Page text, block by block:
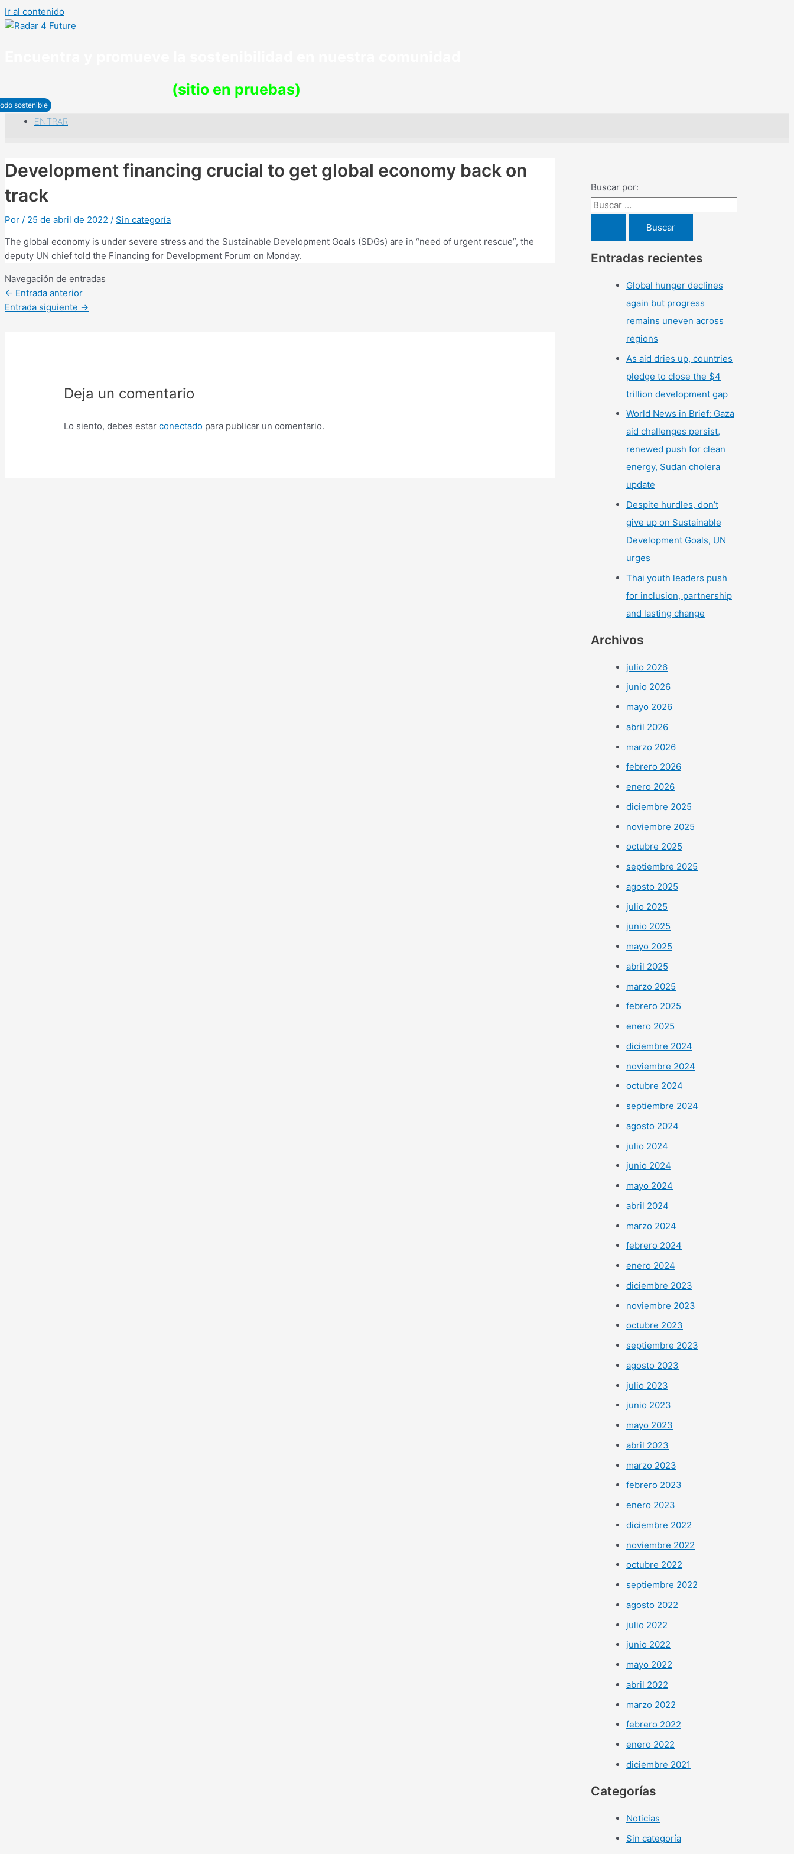
Ir al contenido
(sitio en pruebas)
sostenible
ENTRAR
Development financing crucial to get global economy back on
track
Por / 25 de abril de 2022 / Sin categoría
The global economy is under severe stress and the Sustainable Development Goals (SDGs) are in “need of urgent rescue”, the
deputy UN chief told the Financing for Development Forum on Monday.
Navegación de entradas
← Entrada anterior
Entrada siguiente →
Deja un comentario
Lo siento, debes estarconectado para publicar un comentario.
Buscar por:
Entradas recientes
Global hunger declines
again but progress
remains uneven across
regions
As aid dries up, countries
pledge to close the $4
trillion development gap
World News in Brief: Gaza
aid challenges persist,
renewed push for clean
energy, Sudan cholera
update
Despite hurdles, don’t
give up on Sustainable
Development Goals, UN
urges
Thai youth leaders push
for inclusion, partnership
and lasting change
Archivos
julio 2026
junio 2026
mayo 2026
abril 2026
marzo 2026
febrero 2026
enero 2026
diciembre 2025
noviembre 2025
octubre 2025
septiembre 2025
agosto 2025
julio 2025
junio 2025
mayo 2025
abril 2025
marzo 2025
febrero 2025
enero 2025
diciembre 2024
noviembre 2024
octubre 2024
septiembre 2024
agosto 2024
julio 2024
junio 2024
mayo 2024
abril 2024
marzo 2024
febrero 2024
enero 2024
diciembre 2023
noviembre 2023
octubre 2023
septiembre 2023
agosto 2023
julio 2023
junio 2023
mayo 2023
abril 2023
marzo 2023
febrero 2023
enero 2023
diciembre 2022
noviembre 2022
octubre 2022
septiembre 2022
agosto 2022
julio 2022
junio 2022
mayo 2022
abril 2022
marzo 2022
febrero 2022
enero 2022
diciembre 2021
Categorías
Noticias
Sin categoría